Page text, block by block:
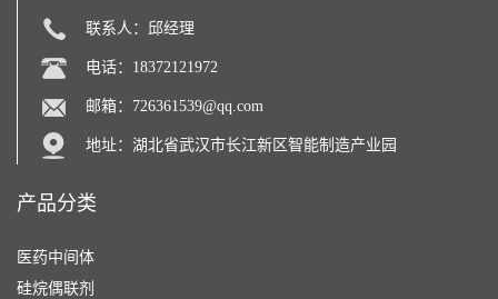
联系人：邱经理
电话：18372121972
邮箱： 726361539@qq.com
地址：湖北省武汉市长江新区智能制造产业园
产品分类
医药中间体
硅烷偶联剂